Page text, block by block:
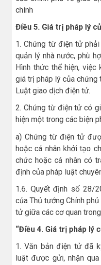
chính
Điều 5. Giá trị pháp lý
1. Chứng từ điện tử
quản lý nhà nước, phù
Hình thức thể hiện,
giá trị pháp lý của
Luật giao dịch điện tử.
2. Chứng từ điện tử có
hiện một trong các biện
a) Chứng từ điện tử
hoặc cá nhân khởi tạo
chức hoặc cá nhân có
định của pháp luật
1.6. Quyết định số 28/
của Thủ tướng Chính
tử giữa các cơ quan
“Điều 4. Giá trị pháp lý
1. Văn bản điện tử đã
luật được gửi, nhận